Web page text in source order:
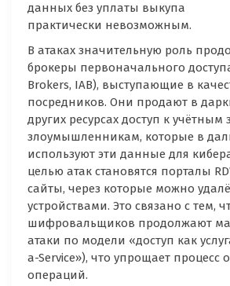
данных без уплаты выкупа
практически невозможным.
В атаках значительную роль
брокеры первоначального
Brokers, IAB), выступающие в
посредников. Они продают в
других ресурсах доступ к
злоумышленникам, которые в
используют эти данные для
целью атак становятся порталы
сайты, через которые можно
устройствами. Это связано с тем,
шифровальщиков продолжают
атаки по модели «доступ как
a-Service»), что упрощает процесс
операций.